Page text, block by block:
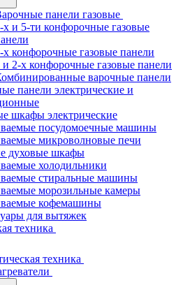
панели газовые
х и 5-ти конфорочные газовые
х конфорочные газовые панели
и 2-х конфорочные газовые панели
варочные панели
панели электрические и
шкафы электрические
посудомоечные машины
микроволновые печи
духовые шкафы
холодильники
стиральные машины
морозильные камеры
кофемашины
для вытяжек
техника
техника